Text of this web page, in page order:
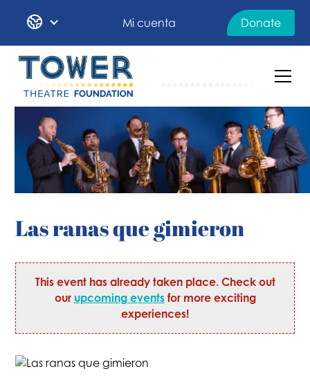
Mi cuenta Donate
Las ranas que gimieron
This event has already taken place. Check out
our upcoming eventsfor more exciting
experiences!